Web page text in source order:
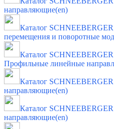
направляющие(en)
Каталог
перемещения и поворотные
Каталог
Профильные линейные
Каталог
направляющие(en)
Каталог
направляющие(en)